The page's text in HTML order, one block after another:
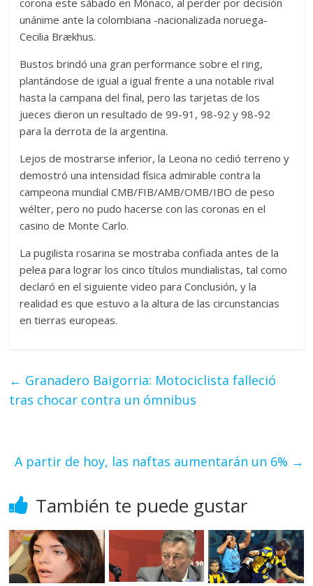
corona este sábado en Mónaco, al perder por decisión
unánime ante la colombiana -nacionalizada noruega-
Cecilia Brækhus.
Bustos brindó una gran performance sobre el ring,
plantándose de igual a igual frente a una notable rival
hasta la campana del final, pero las tarjetas de los
jueces dieron un resultado de 99-91, 98-92 y 98-92
para la derrota de la argentina.
Lejos de mostrarse inferior, la Leona no cedió terreno y
demostró una intensidad física admirable contra la
campeona mundial CMB/FIB/AMB/OMB/IBO de peso
wélter, pero no pudo hacerse con las coronas en el
casino de Monte Carlo.
La pugilista rosarina se mostraba confiada antes de la
pelea para lograr los cinco títulos mundialistas, tal como
declaró en el siguiente video para Conclusión, y la
realidad es que estuvo a la altura de las circunstancias
en tierras europeas.
← Granadero Baigorria: Motociclista falleció
tras chocar contra un ómnibus
A partir de hoy, las naftas aumentarán un 6% →
También te puede gustar